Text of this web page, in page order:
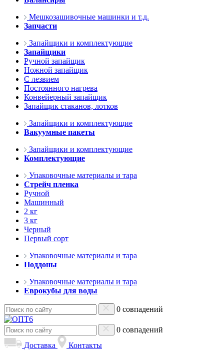
Мешкозашивочные машинки и т.д.
Запчасти
Запайщики и комплектующие
Запайщики
Ручной запайщик
Ножной запайщик
С лезвием
Постоянного нагрева
Конвейерный запайщик
Запайщик стаканов, лотков
Запайщики и комплектующие
Вакуумные пакеты
Запайщики и комплектующие
Комплектующие
Упаковочные материалы и тара
Стрейч пленка
Ручной
Машинный
2 кг
3 кг
Черный
Первый сорт
Упаковочные материалы и тара
Поддоны
Упаковочные материалы и тара
Еврокубы для воды
0 совпадений
0 совпадений
Доставка
Контакты